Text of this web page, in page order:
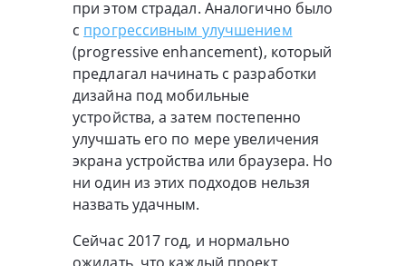
при этом страдал. Аналогично было
с прогрессивным улучшением
(progressive enhancement), который
предлагал начинать с разработки
дизайна под мобильные
устройства, а затем постепенно
улучшать его по мере увеличения
экрана устройства или браузера. Но
ни один из этих подходов нельзя
назвать удачным.
Сейчас 2017 год, и нормально